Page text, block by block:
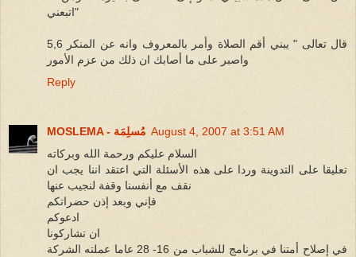
اتبعني"
5,6 قال تعالى " يبني أقم الصلاة وأمر بالمعروف وانه عن المنكر
واصبر على ما أصابك ان ذلك من عزم الأمور
Reply
MOSLEMA - مُسلِمَة August 4, 2007 at 3:51 AM
السلام عليكم ورحمة الله وبركاته
تعليقا على التدوينة وردا على هذه الأسئلة التي اعتقد اننا يجب ان
نقف مع أنفسنا وقفة لنجيب عنها
فإني وبعد إذن حضراتكم
ادعوكم
ان تشاركونا
في إصلاح أمتنا في برنامج للشباب من 16- 28 عاما عملته الشركة